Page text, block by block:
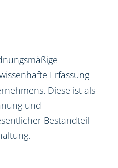
Erfassung
Diese ist als
und
Bestandteil